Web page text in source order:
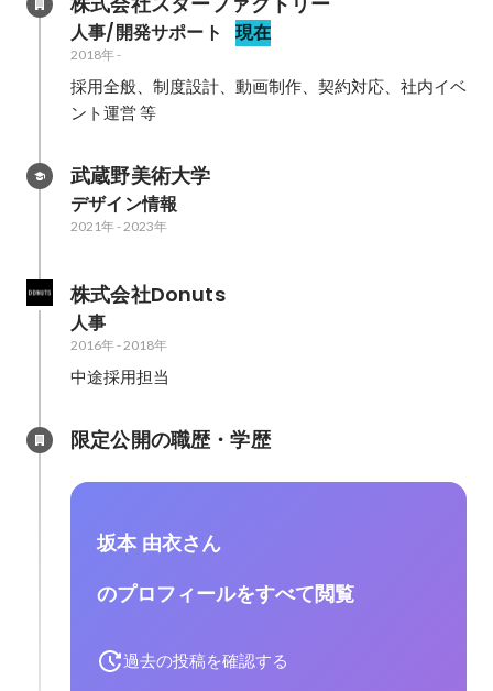
人事/開発サポート 現在
2018年-
採用全般、制度設計、動画制作、契約対応、社内イベ
ント運営 等
武蔵野美術大学
デザイン情報
2021年- 2023年
株式会社Donuts
人事
2016年- 2018年
中途採用担当
限定公開の職歴・学歴
坂本 由衣さん
のプロフィールをすべて閲覧
過去の投稿を確認する